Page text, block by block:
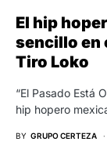
El hip
sencillo en
Tiro Loko
“El Pasado Está
hip hopero
BY GRUPO CERTEZA